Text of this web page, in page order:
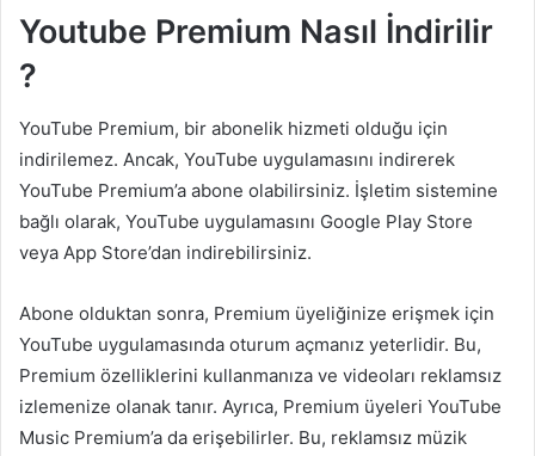
Youtube Premium Nasıl İndirilir
?
YouTube Premium, bir abonelik hizmeti olduğu için
indirilemez. Ancak, YouTube uygulamasını indirerek
YouTube Premium’a abone olabilirsiniz. İşletim sistemine
bağlı olarak, YouTube uygulamasını Google Play Store
veya App Store’dan indirebilirsiniz.
Abone olduktan sonra, Premium üyeliğinize erişmek için
YouTube uygulamasında oturum açmanız yeterlidir. Bu,
Premium özelliklerini kullanmanıza ve videoları reklamsız
izlemenize olanak tanır. Ayrıca, Premium üyeleri YouTube
Music Premium’a da erişebilirler. Bu, reklamsız müzik